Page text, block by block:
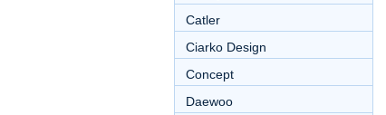
Catler
Ciarko Design
Concept
Daewoo